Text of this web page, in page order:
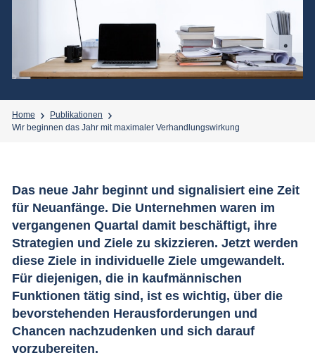
Home
Publikationen
Wir beginnen das Jahr mit maximaler Verhandlungswirkung
Das neue Jahr beginnt und signalisiert eine Zeit
für Neuanfänge. Die Unternehmen waren im
vergangenen Quartal damit beschäftigt, ihre
Strategien und Ziele zu skizzieren. Jetzt werden
diese Ziele in individuelle Ziele umgewandelt.
Für diejenigen, die in kaufmännischen
Funktionen tätig sind, ist es wichtig, über die
bevorstehenden Herausforderungen und
Chancen nachzudenken und sich darauf
vorzubereiten.